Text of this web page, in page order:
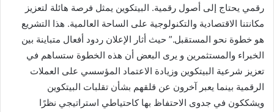
رقمي يحتاج إلى أصول رقمية. البيتكوين يمثل فرصة هائلة لتعزيز
مكانتنا الاقتصادية والتكنولوجية على الساحة العالمية. هذا التشريع
هو خطوة نحو المستقبل.” حيث أثار الإعلان ردود أفعال متباينة بين
الخبراء والمستثمرين و يرى البعض أن هذه الخطوة ستساهم في
تعزيز شرعية البيتكوين وزيادة الاعتماد المؤسسي على العملات
الرقمية بينما يعبر آخرون عن قلقهم بشأن تقلبات البيتكوين
ويشككون في جدوى الاحتفاظ بها كاحتياطي استراتيجي نظرًا